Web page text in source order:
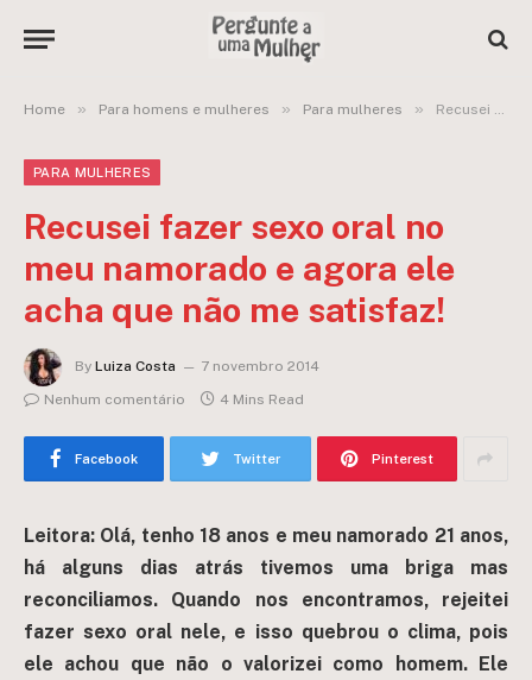
Home » Para homens e mulheres » Para mulheres » Recusei fazer sexo oral no meu namorado e agora ele acha que não me satisfaz!
PARA MULHERES
Recusei fazer sexo oral no
meu namorado e agora ele
acha que não me satisfaz!
By Luiza Costa
7 novembro 2014
Nenhum comentário
4 Mins Read
Facebook Twitter Pinterest
Leitora: Olá, tenho 18 anos e meu namorado 21 anos,
há alguns dias atrás tivemos uma briga mas
reconciliamos. Quando nos encontramos, rejeitei
fazer sexo oral nele, e isso quebrou o clima, pois
ele achou que não o valorizei como homem. Ele